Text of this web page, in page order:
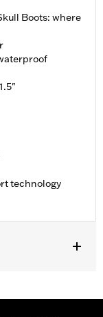
Boots: where
technology
Warranty �